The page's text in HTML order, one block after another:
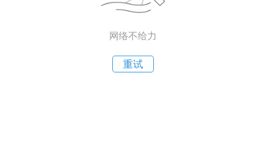
网络不给力
重试